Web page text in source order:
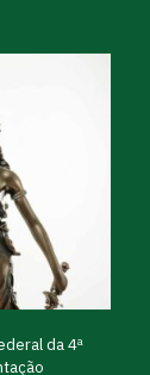
da 4ª